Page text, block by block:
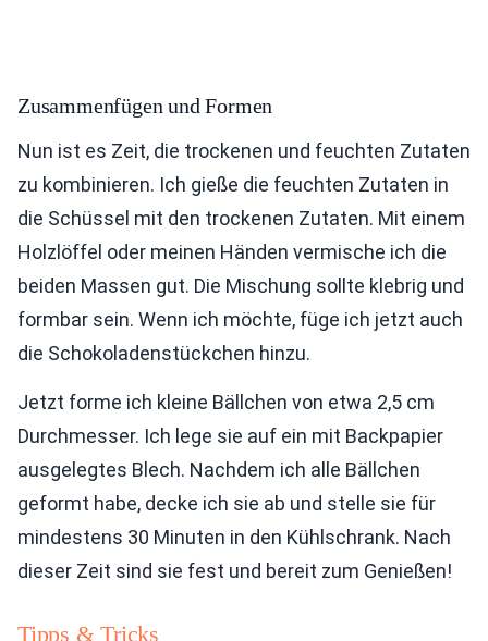
Zusammenfügen und Formen
Nun ist es Zeit, die trockenen und feuchten Zutaten
zu kombinieren. Ich gieße die feuchten Zutaten in
die Schüssel mit den trockenen Zutaten. Mit einem
Holzlöffel oder meinen Händen vermische ich die
beiden Massen gut. Die Mischung sollte klebrig und
formbar sein. Wenn ich möchte, füge ich jetzt auch
die Schokoladenstückchen hinzu.
Jetzt forme ich kleine Bällchen von etwa 2,5 cm
Durchmesser. Ich lege sie auf ein mit Backpapier
ausgelegtes Blech. Nachdem ich alle Bällchen
geformt habe, decke ich sie ab und stelle sie für
mindestens 30 Minuten in den Kühlschrank. Nach
dieser Zeit sind sie fest und bereit zum Genießen!
Tipps & Tricks